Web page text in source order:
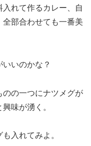
れて作るカレー、自
部合わせても一番美
いのかな？
の一つにナツメグが
味が湧く。
入れてみよ。